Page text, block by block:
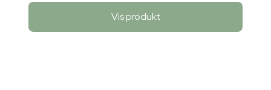
Vis produkt